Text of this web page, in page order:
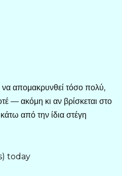
απομακρυνθεί τόσο πολύ,
— ακόμη κι αν βρίσκεται στο
κάτω από την ίδια στέγη
today